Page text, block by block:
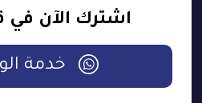
اشترك الآن في
خدمة